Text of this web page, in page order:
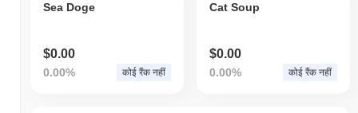
Sea Doge
$0.00
0.00% कोई रैंक नहीं
Cat Soup
$0.00
0.00% कोई रैंक नहीं